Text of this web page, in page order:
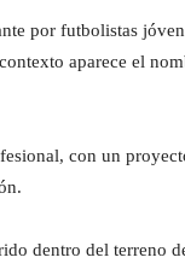
por futbolistas
aparece el
con un
dentro del terreno